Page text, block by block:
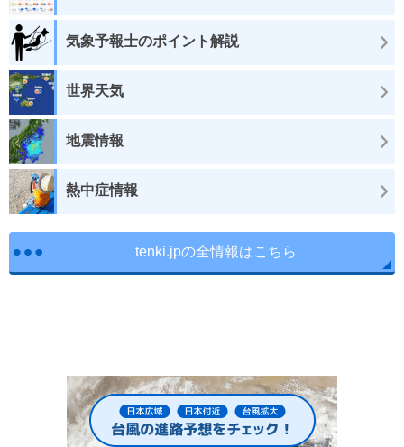
気象予報士のポイント解説
世界天気
地震情報
熱中症情報
tenki.jpの全情報はこちら